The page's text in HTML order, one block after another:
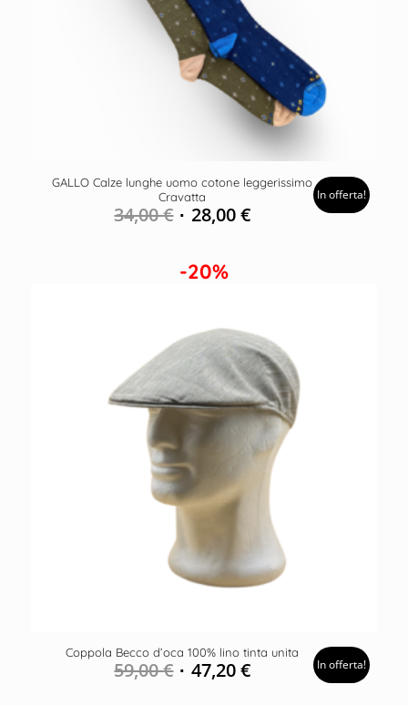
GALLO Calze lunghe uomo cotone leggerissimo
Cravatta
34,00€ 28,00€
In offerta!
-20%
Coppola Becco d’oca 100% lino tinta unita
59,00€ 47,20€ In offerta!